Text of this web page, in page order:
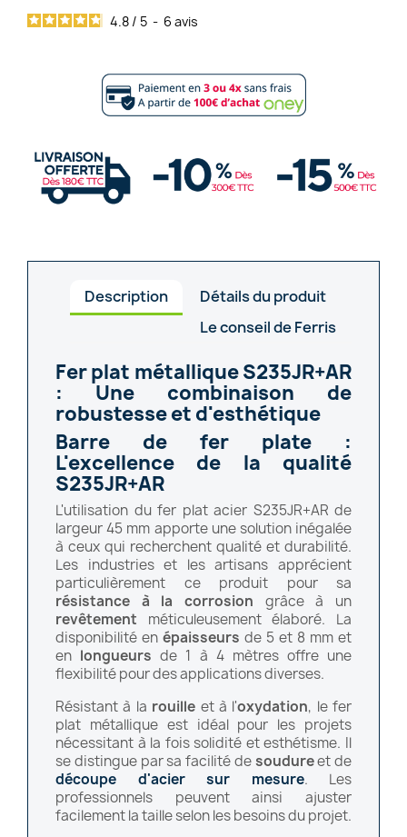
4.8 / 5 - 6 avis
Description
Détails du produit
Le conseil de Ferris
Fer plat métallique S235JR+AR
: Une combinaison de
robustesse et d'esthétique
Barre de fer plate :
L'excellence de la qualité
S235JR+AR
L'utilisation du fer plat acier S235JR+AR de
largeur 45 mm apporte une solution inégalée
à ceux qui recherchent qualité et durabilité.
Les industries et les artisans apprécient
particulièrement ce produit pour sa
résistance à la corrosion grâce à un
revêtement méticuleusement élaboré. La
disponibilité en épaisseurs de 5 et 8 mm et
en longueurs de 1 à 4 mètres offre une
flexibilité pour des applications diverses.
Résistant à la rouille et à l'oxydation, le fer
plat métallique est idéal pour les projets
nécessitant à la fois solidité et esthétisme. Il
se distingue par sa facilité desoudureet de
découpe d'acier sur mesure. Les
professionnels peuvent ainsi ajuster
facilement la taille selon les besoins du projet.